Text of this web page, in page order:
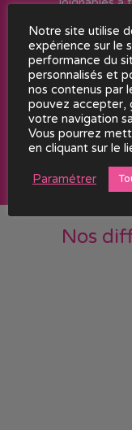
amoureux du
fonction des
désirs la pose
et de
confort en
Nos
Notre site utilise
expérience sur le
performance du
personnalisés et
nos contenus par
pouvez accepter,
votre navigation
Vous pourrez
en cliquant sur le
Paramétrer